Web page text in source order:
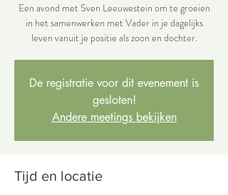
Een avond met Sven Leeuwestein om te groeien
in het samenwerken met Vader in je dagelijks
leven vanuit je positie als zoon en dochter.
De registratie voor dit evenement is
gesloten!
Andere meetings bekijken
Tijd en locatie